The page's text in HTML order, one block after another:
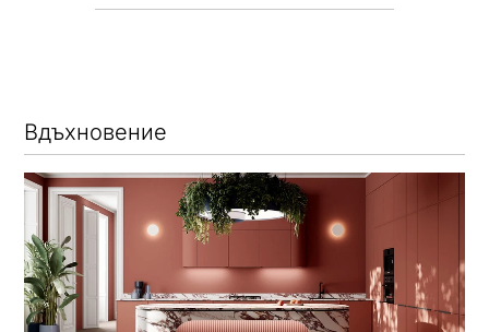
Вдъхновение